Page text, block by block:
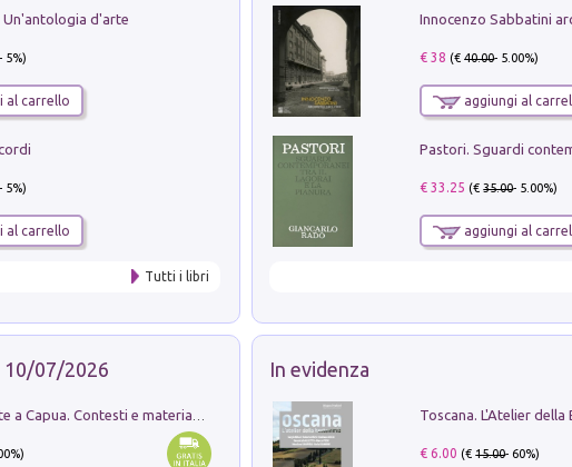
Un'antologia d'arte
5%)
al carrello
5%)
al carrello
Tutti i libri
Innocenzo Sabbatini
€ 38 (€40.00- 5.00%)
aggiungi al
€ 33.25 (€35.00- 5.00%)
aggiungi al
07/2026 In evidenza
Toscana. L'Atelier della
€ 6.00 (€15.00- 60%)